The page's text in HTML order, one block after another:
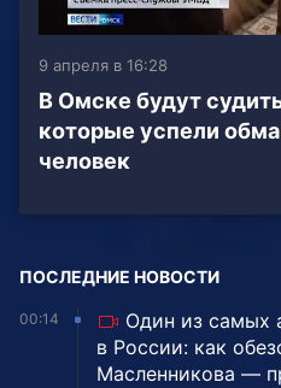
9 апреля в 16:28
В Омске будут
которые успели
человек
ПОСЛЕДНИЕ НОВОСТИ
00:14
Один из самых
в России: как
Масленникова —